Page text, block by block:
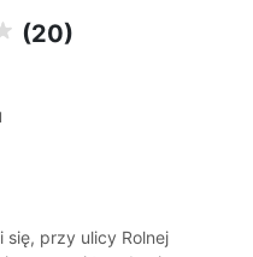
(20)
się, przy ulicy Rolnej